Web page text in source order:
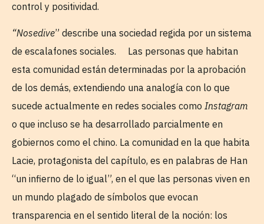
control y positividad.
“Nosedive” describe una sociedad regida por un sistema
de escalafones sociales. Las personas que habitan
esta comunidad están determinadas por la aprobación
de los demás, extendiendo una analogía con lo que
sucede actualmente en redes sociales como Instagram
o que incluso se ha desarrollado parcialmente en
gobiernos como el chino. La comunidad en la que habita
Lacie, protagonista del capítulo, es en palabras de Han
“un infierno de lo igual”, en el que las personas viven en
un mundo plagado de símbolos que evocan
transparencia en el sentido literal de la noción: los